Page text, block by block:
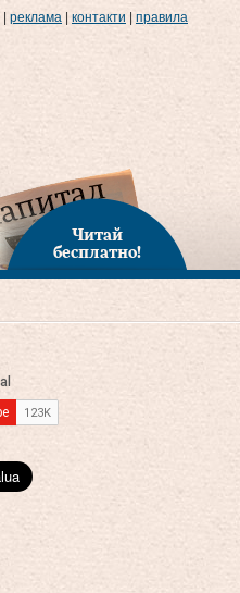
реклама контакти правила
Читай
бесплатно!